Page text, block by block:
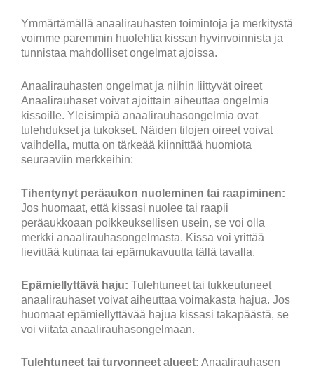
Ymmärtämällä anaalirauhasten toimintoja ja merkitystä
voimme paremmin huolehtia kissan hyvinvoinnista ja
tunnistaa mahdolliset ongelmat ajoissa.
Anaalirauhasten ongelmat ja niihin liittyvät oireet
Anaalirauhaset voivat ajoittain aiheuttaa ongelmia
kissoille. Yleisimpiä anaalirauhasongelmia ovat
tulehdukset ja tukokset. Näiden tilojen oireet voivat
vaihdella, mutta on tärkeää kiinnittää huomiota
seuraaviin merkkeihin:
Tihentynyt peräaukon nuoleminen tai raapiminen:
Jos huomaat, että kissasi nuolee tai raapii
peräaukkoaan poikkeuksellisen usein, se voi olla
merkki anaalirauhasongelmasta. Kissa voi yrittää
lievittää kutinaa tai epämukavuutta tällä tavalla.
Epämiellyttävä haju: Tulehtuneet tai tukkeutuneet
anaalirauhaset voivat aiheuttaa voimakasta hajua. Jos
huomaat epämiellyttävää hajua kissasi takapäästä, se
voi viitata anaalirauhasongelmaan.
Tulehtuneet tai turvonneet alueet: Anaalirauhasen